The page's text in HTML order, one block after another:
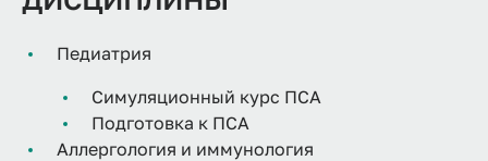
Педиатрия
Симуляционный курс ПСА
Подготовка к ПСА
Аллергология и иммунология